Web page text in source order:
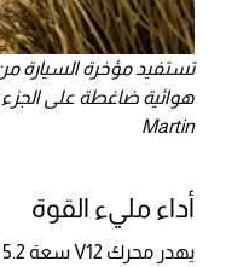
Martin
أداء مليء القوة